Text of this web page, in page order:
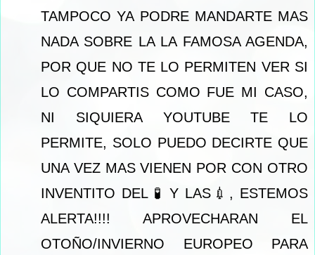
TAMPOCO YA PODRE MANDARTE MAS
NADA SOBRE LA LA FAMOSA AGENDA,
POR QUE NO TE LO PERMITEN VER SI
LO COMPARTIS COMO FUE MI CASO,
NI SIQUIERA YOUTUBE TE LO
PERMITE, SOLO PUEDO DECIRTE QUE
UNA VEZ MAS VIENEN POR CON OTRO
INVENTITO DEL 🧪 Y LAS💉, ESTEMOS
ALERTA!!!! APROVECHARAN EL
OTOÑO/INVIERNO EUROPEO PARA